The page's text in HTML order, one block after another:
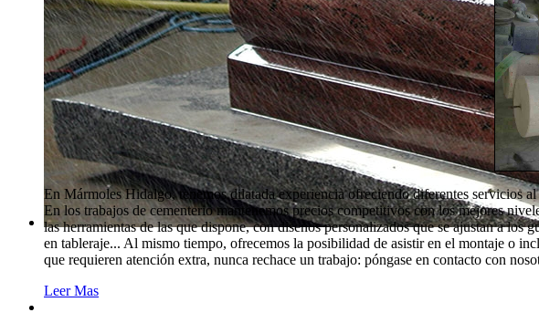
En Mármoles Hidalgo, tenemos dilatada experiencia ofreciendo diferentes servicios
En los trabajos de cementerio mantenemos precios competitivos con los mejores
las herramientas de las que dispone, con diseños personalizados que se ajustan a
en tableraje... Al mismo tiempo, ofrecemos la posibilidad de asistir en el montaje o
que requieren atención extra, nunca rechace un trabajo: póngase en contacto con
Leer Mas